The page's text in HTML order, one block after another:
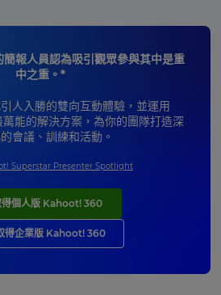
報人員認為吸引觀眾參與其中是重
中之重。*
人入勝的雙向互動體驗，並運用
能的解決方案，為你的團隊打造深
會議、訓練和活動。
Superstar Presenter Spotlight
得個人版 Kahoot! 360
得企業版 Kahoot! 360